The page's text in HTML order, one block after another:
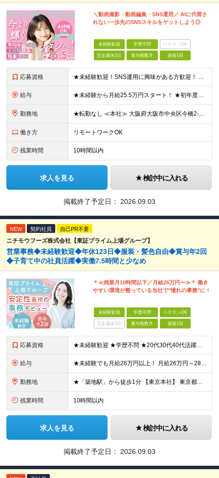
＼動画撮影・動画編集・SNS運用／ AIに代替さ
れない一歩先のSNSスキルをゲットしよう◎
未経験歓迎 学歴不問 ベテランOK
完全週休2日 賞与複数月 面接1回
応募資格 ★未経験歓迎！SNS運用に興味がある方歓迎！ ◆経験不問 ◆学歴不問 ◆35歳以下の方（若年層のキャリア形成を図るため） ≪こんな方に向いています≫ ◎ゼロからバックオフィスの知識を身に付けたい方
給与 ★未経験から月給25.5万円スタート！ ★初年度想定年収306～384万円 月給25万5000円～32万円＋決算賞与＋各種手当 ※上記には固定残業代（20時間／3万2400円～4万700円）を含み
勤務地 ★転勤なし ≪本社≫ 大阪府大阪市中央区今橋2-3-16 JMFビル今橋01 3階 ※(変更の範囲)上記を除く当社関連勤務地
働き方 リモートワークOK
残業時間 10時間以内
求人を見る 検討中に入れる
掲載終了予定日： 2026.09.03
NEW 契約社員 自己PR不要
ニチモウフーズ株式会社【東証プライム上場グループ】
営業事務◆未経験歓迎◆年休123日◆服装・髪色自由◆賞与年2回
◆子育て中の社員活躍◆実働7.5時間と少なめ
＊≪残業月10時間以下／月給26万円〜≫＊ 働き
やすい環境が整っている当社で"憧れの事務"に！
未経験歓迎 学歴不問 ベテランOK
完全週休2日 賞与複数月 面接1回
応募資格 ★未経験歓迎 ★学歴不問 ★20代30代40代活躍中 【必須要件】 ■基本的なPC操作ができる方 「安定企業で長く安心して働きたい」 「将来に役立つ事務スキルを身につけたい」 そんな想いを持った方
給与 ★未経験でも月給26万円以上！ 月給26万円～28万円＋賞与年2回＋各種手当あり ※年齢・能力を考慮の上、決定いたします。 ※残業代は全額別途支給します ※試用期間3ヶ月あり。期間中の給与・待遇の差
勤務地 ★「築地駅」から徒歩1分 【東京本社】 東京都中央区築地3-9-9 築地三丁目ビル8F (変更の範囲)上記を除く当社関連勤務地
残業時間 10時間以内
求人を見る 検討中に入れる
掲載終了予定日： 2026.09.03